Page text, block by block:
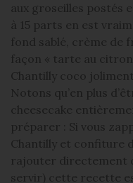
aux groseilles postés
à 15 parts en est
fond sablé, crème de
façon « tarte au citron
Chantilly coco
Notons qu’en plus
cheesecake
préparer : Si vous
Chantilly et confiture
rajouter directement
servir) cette recette